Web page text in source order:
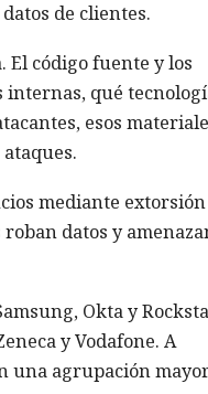
de clientes.
El código fuente y los
internas, qué
esos
mediante
datos y
Okta y
y Vodafone. A
una agrupación